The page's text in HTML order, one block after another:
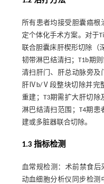
所有患者均接受胆囊癌根
定个体化手术方案。对于
联合胆囊床肝楔形切除（
韧带淋巴结清扫；T1b期
清扫肝门、肝总动脉旁及
肝Ⅳb/Ⅴ段整块切除并完
重建；T3期需扩大肝切
淋巴结清扫范围；T4期
建或多脏器联合切除。
1.3 指标检测
血常规检测：术前禁食后
动血细胞分析仪同步检测